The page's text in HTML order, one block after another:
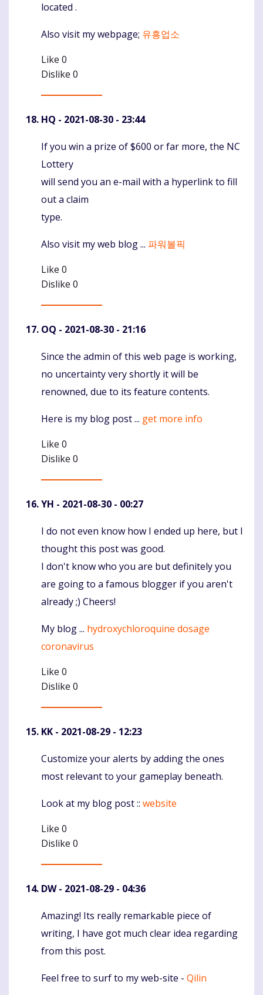
located .
Also visit my webpage; 유흥업소
Like 0
Dislike 0
HQ - 2021-08-30 - 23:44
Komentaras
If you win a prize of $600 or far more, the NC
Lottery
will send you an e-mail with a hyperlink to fill
out a claim
type.
Also visit my web blog ... 파워볼픽
Like 0
Dislike 0
OQ - 2021-08-30 - 21:16
Komentaras
Since the admin of this web page is working,
no uncertainty very shortly it will be
renowned, due to its feature contents.
Here is my blog post ... get more info
Like 0
Dislike 0
YH - 2021-08-30 - 00:27
Komentaras
I do not even know how I ended up here, but I
thought this post was good.
I don't know who you are but definitely you
are going to a famous blogger if you aren't
already ;) Cheers!
My blog ... hydroxychloroquine dosage
coronavirus
Like 0
Dislike 0
KK - 2021-08-29 - 12:23
Komentaras
Customize your alerts by adding the ones
most relevant to your gameplay beneath.
Look at my blog post :: website
Like 0
Dislike 0
DW- 2021-08-29 - 04:36
Komentaras
Amazing! Its really remarkable piece of
writing, I have got much clear idea regarding
from this post.
Feel free to surf to my web-site - Qilin